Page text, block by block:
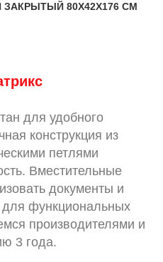
80X42X176 СМ
для удобного
конструкция из
петлями
Вместительные
документы и
функциональных
производителями и
3 года.